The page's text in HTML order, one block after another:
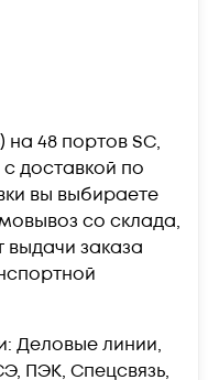
48 портов SC,
доставкой по
вы выбираете
со склада,
выдачи заказа
Деловые линии,
ПЭК, Спецсвязь,